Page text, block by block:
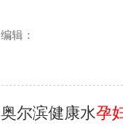
编辑：
奥尔滨健康水孕